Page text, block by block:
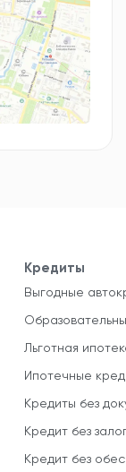
Кредиты
Выгодные
Льготная
Ипотечные
Кредиты без
Кредит без
Кредит без